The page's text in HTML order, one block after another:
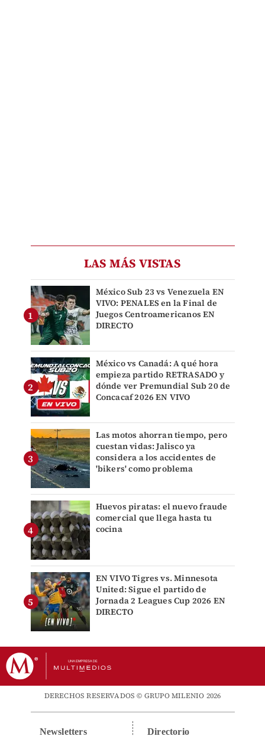
LAS MÁS VISTAS
México Sub 23 vs Venezuela EN
VIVO: PENALES en la Final de
Juegos Centroamericanos EN
DIRECTO
México vs Canadá: A qué hora
empieza partido RETRASADO y
dónde ver Premundial Sub 20 de
Concacaf 2026 EN VIVO
Las motos ahorran tiempo, pero
cuestan vidas: Jalisco ya
considera a los accidentes de
'bikers' como problema
Huevos piratas: el nuevo fraude
comercial que llega hasta tu
cocina
EN VIVO Tigres vs. Minnesota
United: Sigue el partido de
Jornada 2 Leagues Cup 2026 EN
DIRECTO
DERECHOS RESERVADOS © GRUPO MILENIO 2026
Newsletters Directorio